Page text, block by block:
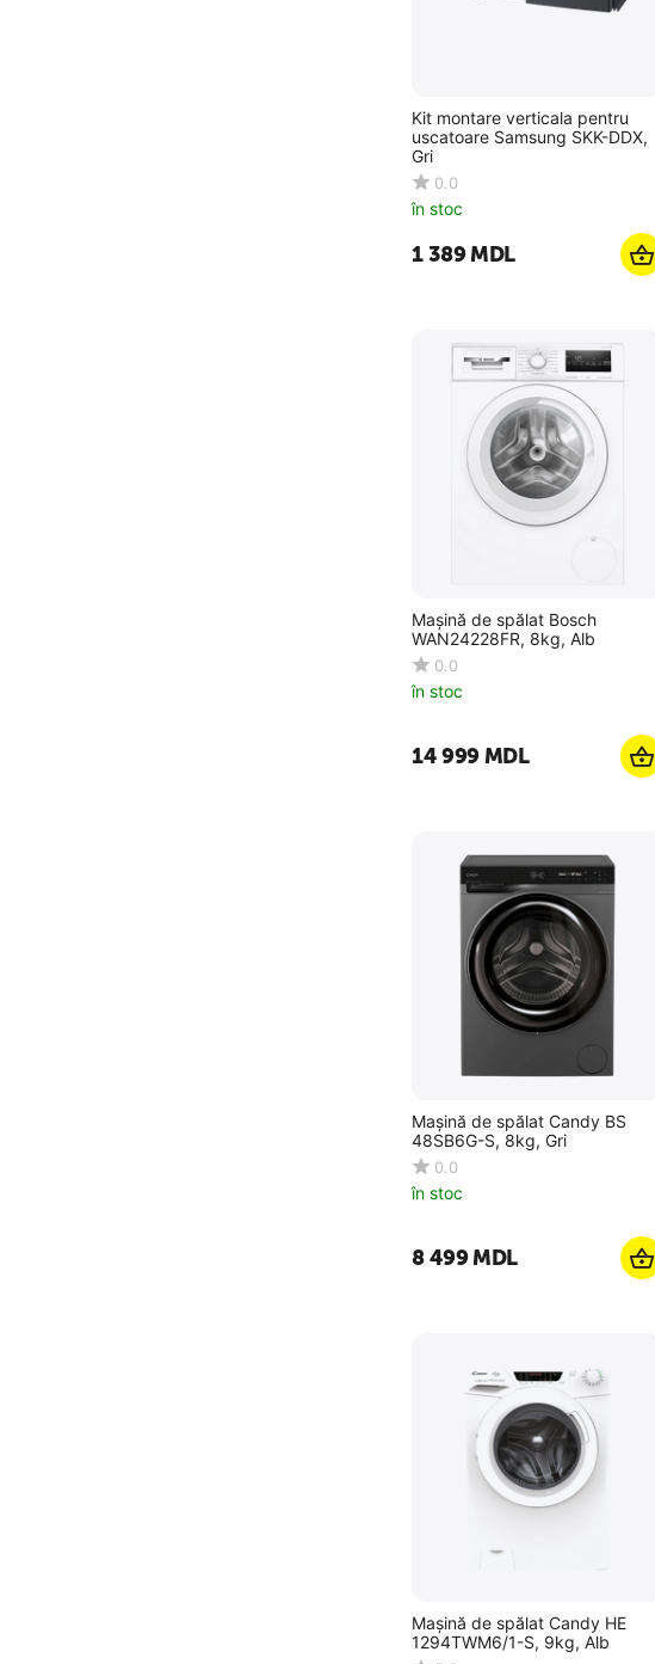
Kit montare verticala pentru
uscatoare Samsung SKK-DDX,
Gri
0.0
în stoc
1 389MDL
Mașină de spălat Bosch
WAN24228FR, 8kg, Alb
0.0
în stoc
14 999MDL
Mașină de spălat Candy BS
48SB6G-S, 8kg, Gri
0.0
în stoc
8 499MDL
Mașină de spălat Candy HE
1294TWM6/1-S, 9kg, Alb